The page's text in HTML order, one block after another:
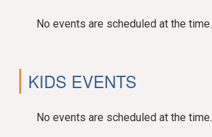
No events are scheduled at the time.
KIDS EVENTS
No events are scheduled at the time.